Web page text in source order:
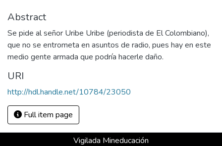
Abstract
Se pide al señor Uribe Uribe (periodista de El Colombiano),
que no se entrometa en asuntos de radio, pues hay en este
medio gente armada que podría hacerle daño.
URI
http://hdl.handle.net/10784/23050
Full item page
Vigilada Mineducación